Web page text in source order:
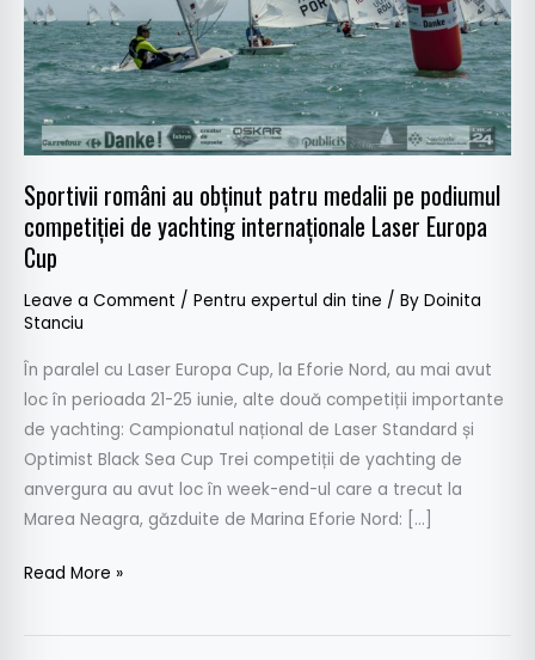
Sportivii români au obținut patru medalii pe podiumul
competiției de yachting internaționale Laser Europa
Cup
Leave a Comment / Pentru expertul din tine / By Doinita
Stanciu
În paralel cu Laser Europa Cup, la Eforie Nord, au mai avut
loc în perioada 21-25 iunie, alte două competiții importante
de yachting: Campionatul național de Laser Standard și
Optimist Black Sea Cup Trei competiții de yachting de
anvergura au avut loc în week-end-ul care a trecut la
Marea Neagra, găzduite de Marina Eforie Nord: […]
podiumul
competiției
de
yachting
internaționale
Laser
Europa
Cup
Read More »